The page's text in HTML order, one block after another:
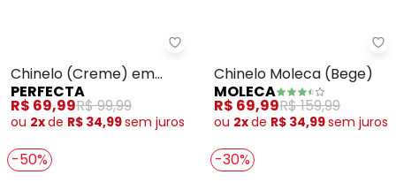
Perfecta - Chinelo (Creme)
Chinelo (Creme) em
Tecido
PERFECTA
R$ 69,99R$ 99,99
ou 2xde R$ 34,99sem juros
Chinelo Moleca (Bege)
MOLECA
R$ 69,99R$ 159,99
ou 2xde R$ 34,99sem juros
-50% -30%